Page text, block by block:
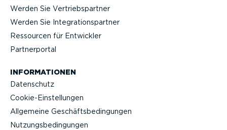
Werden Sie Vertriebs­partner
Werden Sie Integra­ti­ons­partner
Ressourcen für Entwickler
Partner­portal
INFOR­MA­TIONEN
Datenschutz
Cookie-Ein­stel­lungen
Allgemeine Geschäfts­be­din­gungen
Nutzungs­be­din­gungen